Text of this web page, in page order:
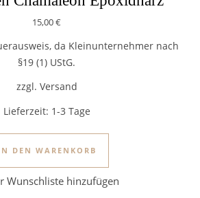
15,00€
da Kleinunternehmer nach
§19 (1) UStG.
zzgl. Versand
Lieferzeit: 1-3 Tage
DEN WARENKORB